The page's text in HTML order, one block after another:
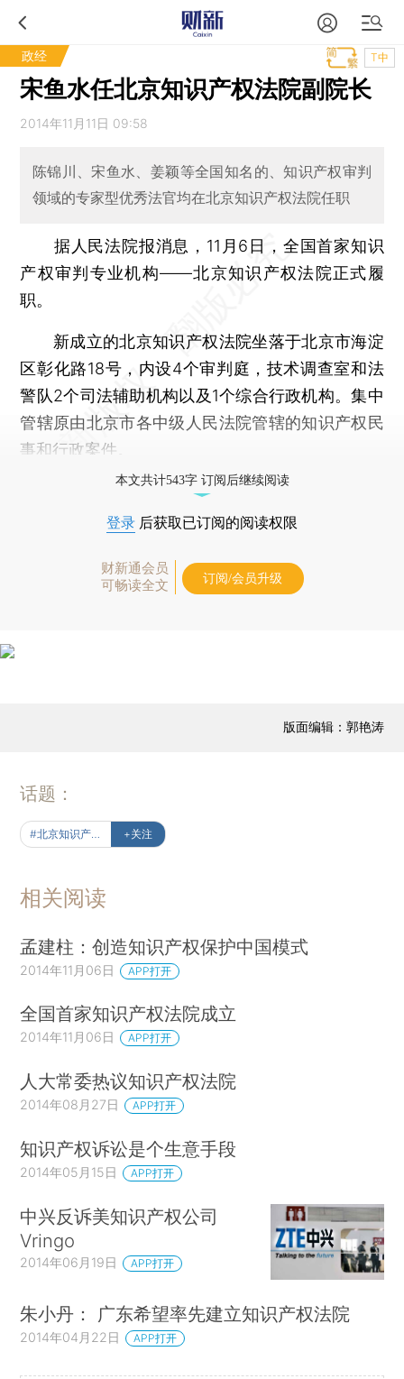
政经 T中
宋鱼水任北京知识产权法院副院长
2014年11月11日 09:58
陈锦川、宋鱼水、姜颖等全国知名的、知识产权审判
领域的专家型优秀法官均在北京知识产权法院任职
据人民法院报消息，11月6日，全国首家知识
产权审判专业机构——北京知识产权法院正式履
职。
新成立的北京知识产权法院坐落于北京市海淀
区彰化路18号，内设4个审判庭，技术调查室和法
警队2个司法辅助机构以及1个综合行政机构。集中
管辖原由北京市各中级人民法院管辖的知识产权民
事和行政案件。
本文共计543字 订阅后继续阅读
登录 后获取已订阅的阅读权限
财新通会员
可畅读全文
订阅/会员升级
版面编辑：郭艳涛
话题：
+关注
相关阅读
孟建柱：创造知识产权保护中国模式
2014年11月06日 APP打开
全国首家知识产权法院成立
2014年11月06日 APP打开
人大常委热议知识产权法院
2014年08月27日 APP打开
知识产权诉讼是个生意手段
2014年05月15日 APP打开
中兴反诉美知识产权公司
Vringo
2014年06月19日 APP打开
朱小丹： 广东希望率先建立知识产权法院
2014年04月22日 APP打开